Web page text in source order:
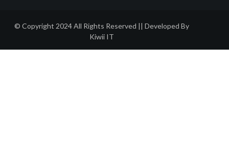
© Copyright 2024 All Rights Reserved || Developed By
Kiwii IT